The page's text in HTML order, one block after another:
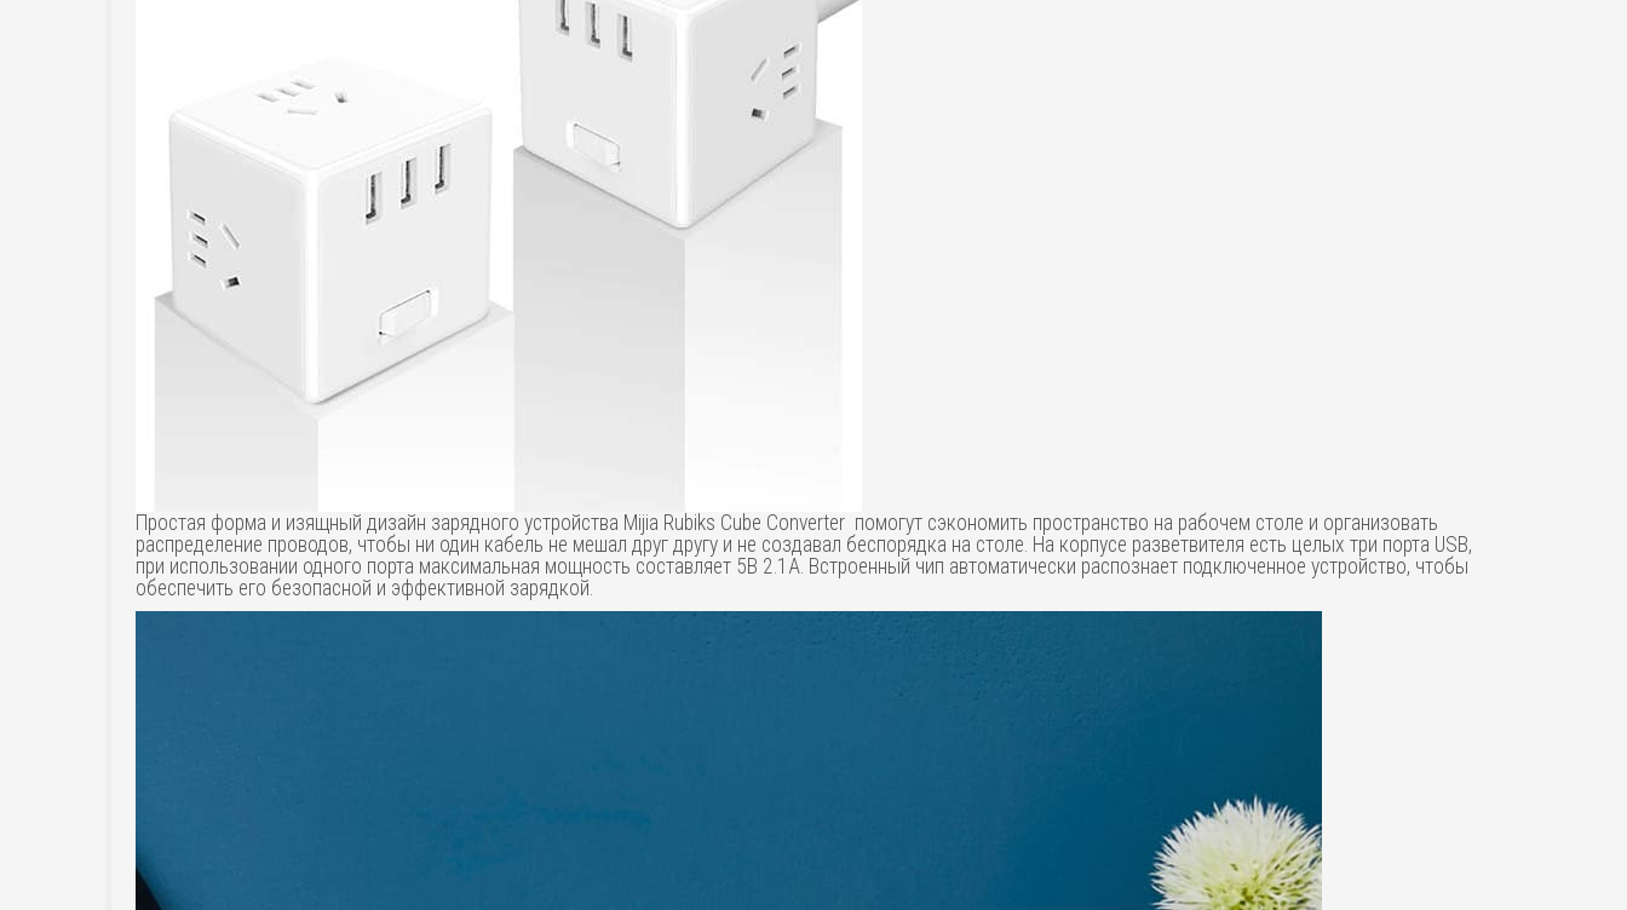
Простая форма и изящный дизайн зарядного устройства Mijia Rubiks Cube Converter помогут сэкономить пространство на рабочем столе и организовать
распределение проводов, чтобы ни один кабель не мешал друг другу и не создавал беспорядка на столе. На корпусе разветвителя есть целых три порта USB,
при использовании одного порта максимальная мощность составляет 5В 2.1А. Встроенный чип автоматически распознает подключенное устройство, чтобы
обеспечить его безопасной и эффективной зарядкой.